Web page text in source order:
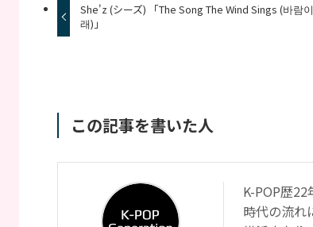
She'z (シーズ) 「The Song The Wind Sings (바람
래)」
この記事を書いた人
K-POP歴22
時代の流れ